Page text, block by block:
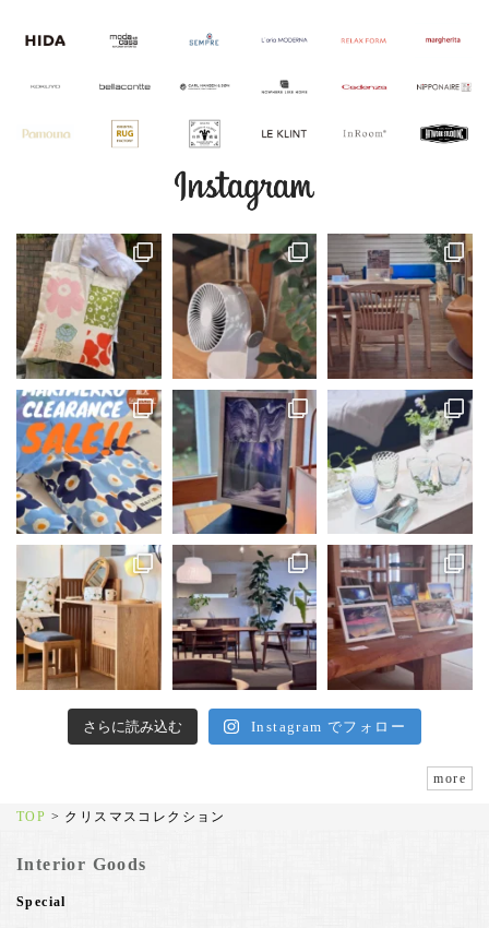
さらに読み込む Instagram でフォロー
more
TOP > クリスマスコレクション
Interior Goods
Special